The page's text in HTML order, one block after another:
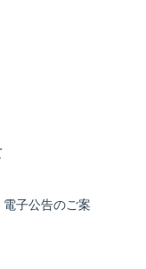
子公告のご案